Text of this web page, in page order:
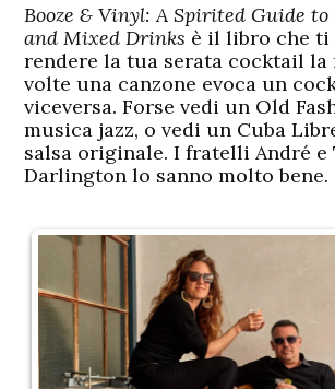
Booze & Vinyl: A Spirited Guide
and Mixed Drinks è il libro che ti
rendere la tua serata cocktail la
volte una canzone evoca un
viceversa. Forse vedi un Old
musica jazz, o vedi un Cuba
salsa originale. I fratelli André e
Darlington lo sanno molto bene.